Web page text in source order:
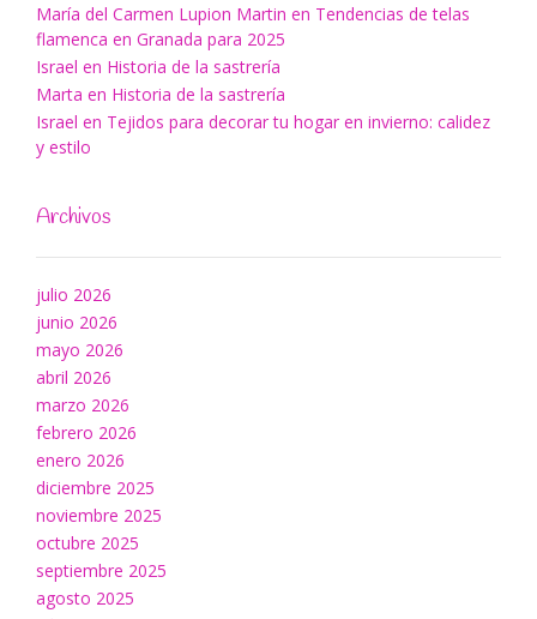
María del Carmen Lupion Martin en Tendencias de telas
flamenca en Granada para 2025
Israel en Historia de la sastrería
Marta en Historia de la sastrería
Israel en Tejidos para decorar tu hogar en invierno: calidez
y estilo
Archivos
julio 2026
junio 2026
mayo 2026
abril 2026
marzo 2026
febrero 2026
enero 2026
diciembre 2025
noviembre 2025
octubre 2025
septiembre 2025
agosto 2025